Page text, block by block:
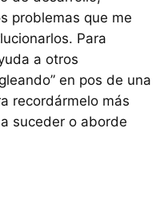
problemas que me
Para
a otros
en pos de una
recordármelo más
suceder o aborde